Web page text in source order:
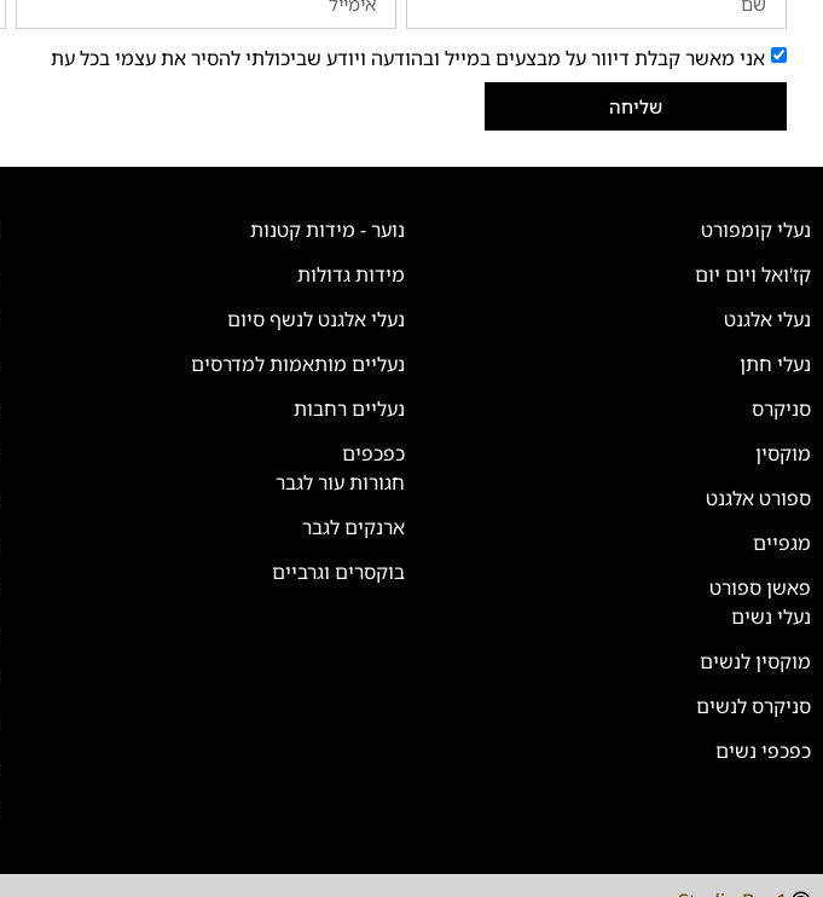
אני מאשר קבלת דיוור על מבצעים במייל ובהודעה ויודע שביכולתי להסיר את עצמי בכל עת
שליחה
נעלי קומפורט
קז'ואל ויום יום
נעלי אלגנט
נעלי חתן
סניקרס
מוקסין
ספורט אלגנט
מגפיים
פאשן ספורט
נעלי נשים
מוקסין לנשים
סניקרס לנשים
כפכפי נשים
נוער - מידות קטנות
מידות גדולות
נעלי אלגנט לנשף סיום
נעליים מותאמות למדרסים
נעליים רחבות
כפכפים
חגורות עור לגבר
ארנקים לגבר
בוקסרים וגרביים
💬